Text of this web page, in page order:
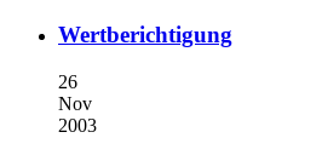
Wertberichtigung
26
Nov
2003